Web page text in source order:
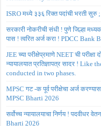
ISRO मध्ये ३३६ रिक्त पदांची भरती सुरु
सरकारी नोकरीची संधी ! पुणे जिल्हा
पास ! त्वरित अर्ज करा ! PDCC Bank
JEE च्या परीक्षेप्रमाणे NEET ची
न्यायालयात प्रतिज्ञापत्र सादर !
conducted in two phases.
MPSC गट -क पूर्व परीक्षेचा अर्ज
MPSC Bharti 2026
सर्वोच्च न्यायालयाचा निर्णय ! पदवीधर
Bharti 2026